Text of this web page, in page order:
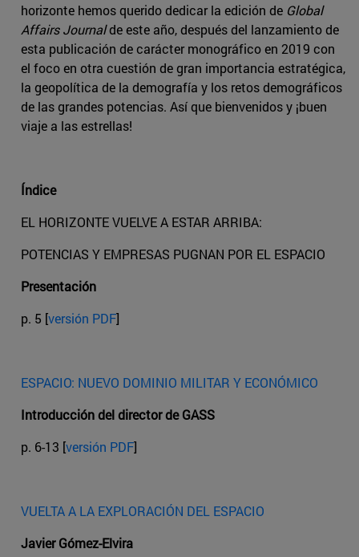
horizonte hemos querido dedicar la edición de Global
Affairs Journalde este año, después del lanzamiento de
esta publicación de carácter monográfico en 2019 con
el foco en otra cuestión de gran importancia estratégica,
la geopolítica de la demografía y los retos demográficos
de las grandes potencias. Así que bienvenidos y ¡buen
viaje a las estrellas!
Índice
EL HORIZONTE VUELVE A ESTAR ARRIBA:
POTENCIAS Y EMPRESAS PUGNAN POR EL ESPACIO
Presentación
p. 5 [versión PDF]
ESPACIO: NUEVO DOMINIO MILITAR Y ECONÓMICO
Introducción del director de GASS
p. 6-13 [versión PDF]
VUELTA A LA EXPLORACIÓN DEL ESPACIO
Javier Gómez-Elvira